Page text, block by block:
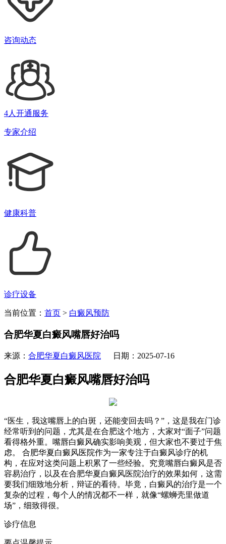
咨询动态
4人开通服务
专家介绍
健康科普
诊疗设备
当前位置： 首页 > 白癜风预防
合肥华夏白癜风嘴唇好治吗
来源： 合肥华夏白癜风医院 日期：2025-07-16
合肥华夏白癜风嘴唇好治吗
“医生，我这嘴唇上的白斑，还能变回去吗？”，这是我在门诊
经常听到的问题，尤其是在合肥这个地方，大家对“面子”问题
看得格外重。嘴唇白癜风确实影响美观，但大家也不要过于焦
虑。 合肥华夏白癜风医院作为一家专注于白癜风诊疗的机
构，在应对这类问题上积累了一些经验。究竟嘴唇白癜风是否
容易治疗，以及在合肥华夏白癜风医院治疗的效果如何，这需
要我们细致地分析，辩证的看待。毕竟，白癜风的治疗是一个
复杂的过程，每个人的情况都不一样，就像“螺蛳壳里做道
场”，细致得很。
诊疗信息